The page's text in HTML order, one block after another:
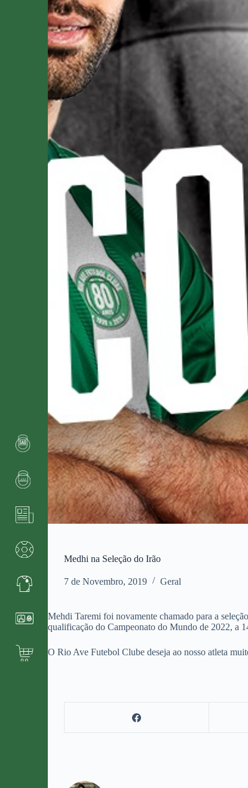
Medhi na Seleção do Irão
7 de Novembro, 2019 Geral
Mehdi Taremi foi novamente chamado para a
qualificação do Campeonato do Mundo de 2022, a
O Rio Ave Futebol Clube deseja ao nosso atleta